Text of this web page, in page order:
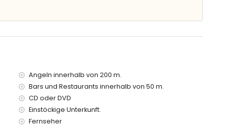
500 Metern der Wohnung)
der Wohnung)
der Wohnung)
Metern
verfügt über einen Aufzug.
Angeln innerhalb von 200 m.
Bars und Restaurants innerhalb von 50 m.
CD oder DVD
Einstöckige Unterkunft.
Fernseher